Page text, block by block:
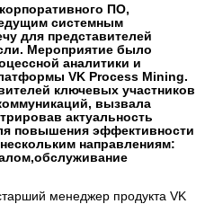
ПО,
системным
для представителей
Мероприятие было
аналитики и
VK Process Mining.
ключевых участников
вызвала
актуальность
повышения эффективности
направлениям:
менеджер продукта VK